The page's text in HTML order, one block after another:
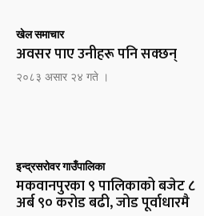
खेल समाचार
अवसर पाए उनीहरू पनि सक्छन्
२०८३ असार २४ गते ।
इन्द्रसरोवर गाउँपालिका
मकवानपुरका ९ पालिकाको बजेट ८
अर्ब ९० करोड बढी, जोड पूर्वाधारमै